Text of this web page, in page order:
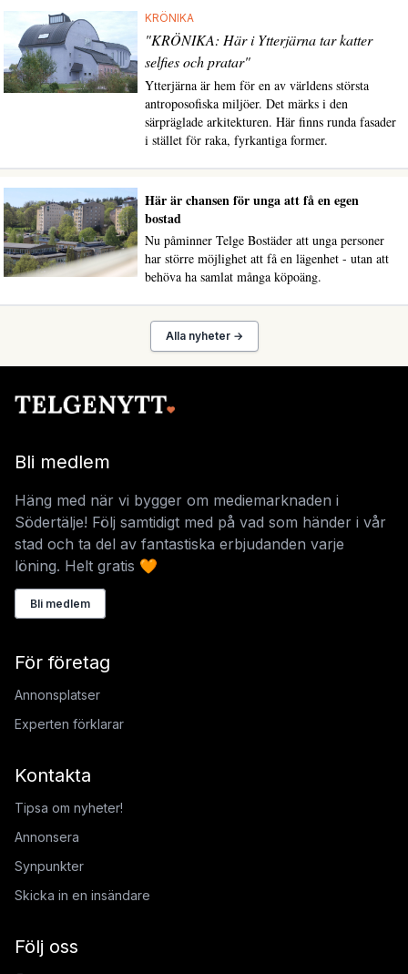
KRÖNIKA
"KRÖNIKA: Här i Ytterjärna tar katter
selfies och pratar"
Ytterjärna är hem för en av världens största
antroposofiska miljöer. Det märks i den
särpräglade arkitekturen. Här finns runda fasader
i stället för raka, fyrkantiga former.
Här är chansen för unga att få en egen
bostad
Nu påminner Telge Bostäder att unga personer
har större möjlighet att få en lägenhet - utan att
behöva ha samlat många köpoäng.
Alla nyheter →
Bli medlem
Häng med när vi bygger om mediemarknaden i
Södertälje! Följ samtidigt med på vad som händer i vår
stad och ta del av fantastiska erbjudanden varje
löning. Helt gratis 🧡
Bli medlem
För företag
Annonsplatser
Experten förklarar
Kontakta
Tipsa om nyheter!
Annonsera
Synpunkter
Skicka in en insändare
Följ oss